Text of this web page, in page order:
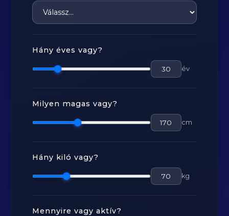
Hány éves vagy?
év
Milyen magas vagy?
cm
Hány kiló vagy?
kg
Mennyire vagy aktív?